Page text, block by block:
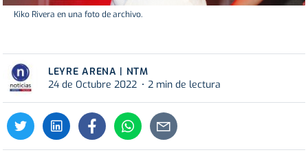
Kiko Rivera en una foto de archivo.
LEYRE ARENA | NTM
24 de Octubre 2022
2 min de lectura